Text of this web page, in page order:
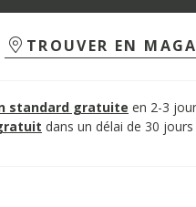
TROUVER EN
standard gratuite en 2-3
dans un délai de 30